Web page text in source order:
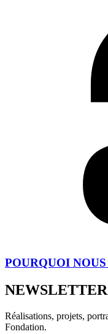
POURQUOI
NEWSLETTER
Réalisations, projets,
Fondation.